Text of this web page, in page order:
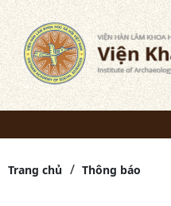
Trang chủ Thông báo